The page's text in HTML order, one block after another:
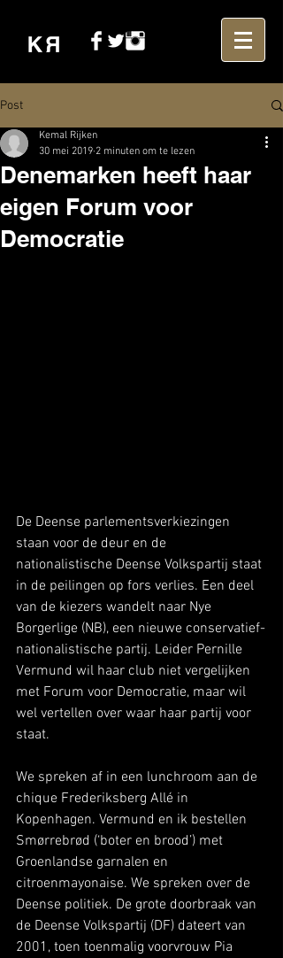
Post
Denemarken heeft haar
eigen Forum voor
Democratie
Kemal Rijken
30 mei 2019 2 minuten om te lezen
De Deense parlementsverkiezingen
staan voor de deur en de
nationalistische Deense Volkspartij staat
in de peilingen op fors verlies. Een deel
van de kiezers wandelt naar Nye
Borgerlige (NB), een nieuwe conservatief-
nationalistische partij. Leider Pernille
Vermund wil haar club niet vergelijken
met Forum voor Democratie, maar wil
wel vertellen over waar haar partij voor
staat.
We spreken af in een lunchroom aan de
chique Frederiksberg Allé in
Kopenhagen. Vermund en ik bestellen
Smørrebrød (‘boter en brood’) met
Groenlandse garnalen en
citroenmayonaise. We spreken over de
Deense politiek. De grote doorbraak van
de Deense Volkspartij (DF) dateert van
2001, toen toenmalig voorvrouw Pia